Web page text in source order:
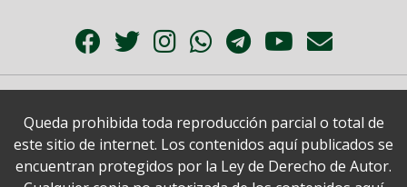
Queda prohibida toda reproducción parcial o total de
este sitio de internet. Los contenidos aquí publicados se
encuentran protegidos por la Ley de Derecho de Autor.